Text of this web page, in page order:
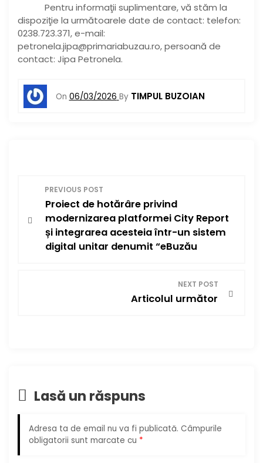
Pentru informaţii suplimentare, vă stăm la
dispoziţie la următoarele date de contact: telefon:
0238.723.371, e-mail:
petronela.jipa@primariabuzau.ro, persoană de
contact: Jipa Petronela.
On 06/03/2026 By TIMPUL BUZOIAN
a
î
n
PREVIOUS POST
Proiect de hotărâre privind
modernizarea platformei City Report
și integrarea acesteia într-un sistem
digital unitar denumit “eBuzău
NEXT POST
Articolul următor
Lasă un răspuns
Adresa ta de email nu va fi publicată. Câmpurile
obligatorii sunt marcate cu *